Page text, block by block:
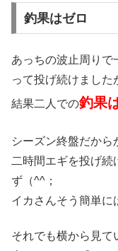
釣果はゼロ
あっちの波止周りで
って投げ続けました
結果二人での釣果
シーズン終盤だから
二時間エギを投げ続
ず（^^；
イカさんそう簡単に
それでも横から見て